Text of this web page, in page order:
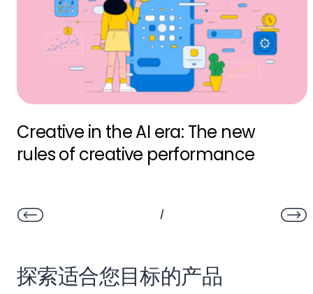
Creative in the AI era: The new
rules of creative performance
/
探索适合您目标的产品